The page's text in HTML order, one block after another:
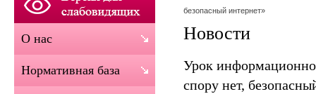
безопасный интернет»
Новости
Урок
спору нет,
О нас
Нормативная база